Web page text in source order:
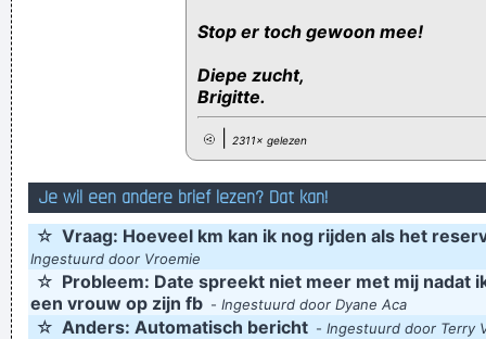
Stop er toch gewoon mee!
Diepe zucht,
Brigitte.
2311× gelezen
Je wil een andere brief lezen? Dat kan!
☆ Vraag: Hoeveel km kan ik nog rijden als het
Ingestuurd door Vroemie
☆ Probleem: Date spreekt niet meer met mij nadat
een vrouw op zijn fb - Ingestuurd door Dyane Aca
☆ Anders: Automatisch bericht - Ingestuurd door Terry